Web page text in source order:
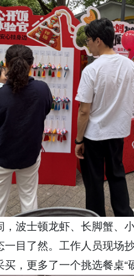
，波士顿龙虾、长脚蟹、
目了然。工作人员现场
，更多了一个挑选餐桌“